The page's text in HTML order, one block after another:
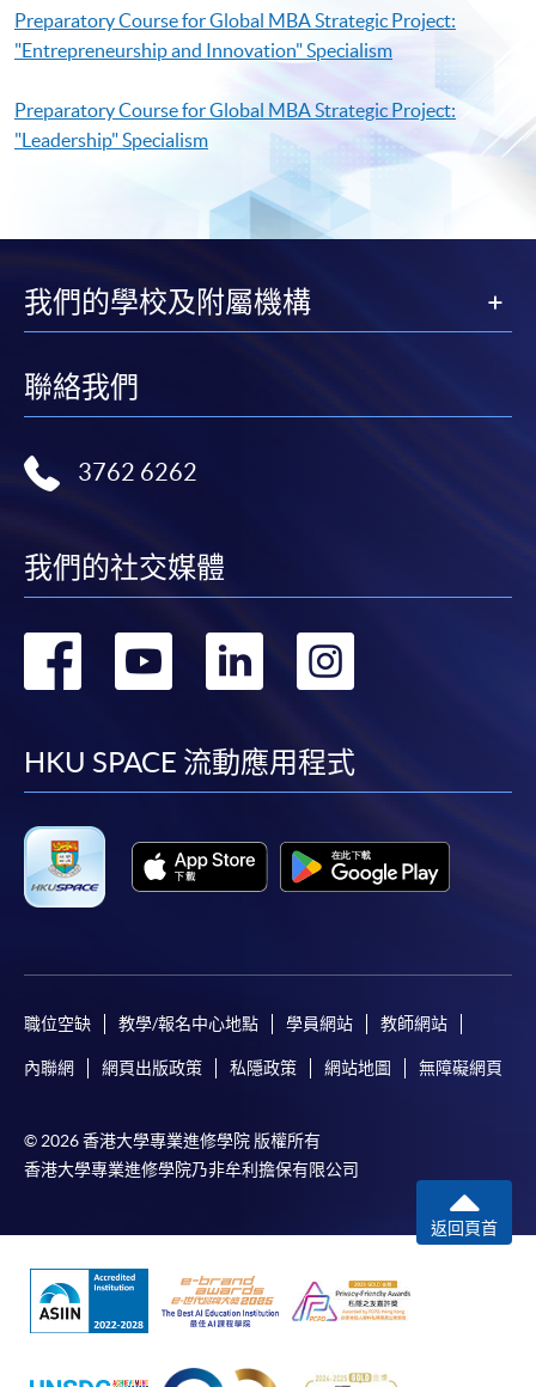
Preparatory Course for Global MBA Strategic Project:
"Entrepreneurship and Innovation" Specialism
Preparatory Course for Global MBA Strategic Project:
"Leadership" Specialism
我們的學校及附屬機構
聯絡我們
3762 6262
我們的社交媒體
轉
facebook
轉
youtube
轉
linkedin
轉
HKU SPACE 流動應用程式
職位空缺 教學/報名中心地點 學員網站 教師網站
內聯網 網頁出版政策 私隱政策 網站地圖 無障礙網頁
© 2026 香港大學專業進修學院 版權所有
香港大學專業進修學院乃非牟利擔保有限公司
返回頁首